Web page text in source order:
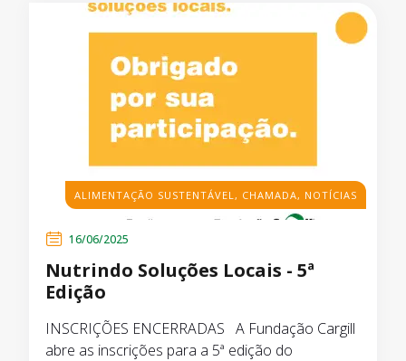
ALIMENTAÇÃO SUSTENTÁVEL, CHAMADA, NOTÍCIAS
16/06/2025
Nutrindo Soluções Locais - 5ª
Edição
INSCRIÇÕES ENCERRADAS A Fundação Cargill
abre as inscrições para a 5ª edição do